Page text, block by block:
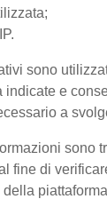
sono
indicate e
a
sono
fine di